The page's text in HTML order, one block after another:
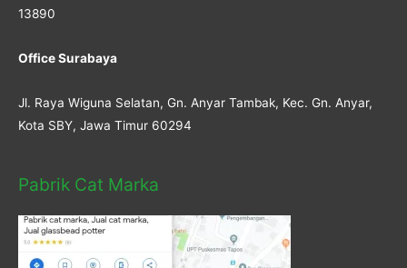
13890
Office Surabaya
Jl. Raya Wiguna Selatan, Gn. Anyar Tambak, Kec. Gn. Anyar,
Kota SBY, Jawa Timur 60294
Pabrik Cat Marka